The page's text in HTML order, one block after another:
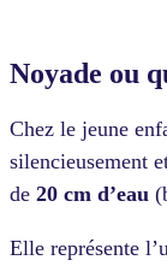
Noyade ou
Chez le jeune
silencieusement
de 20 cm d’eau
Elle représente